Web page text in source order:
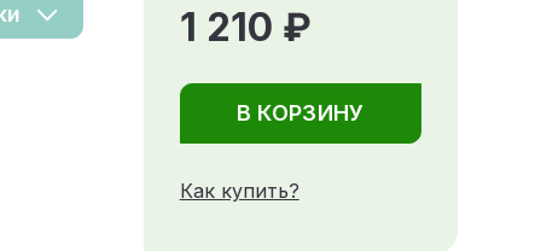
1 210 ₽
В КОРЗИНУ
Как купить?